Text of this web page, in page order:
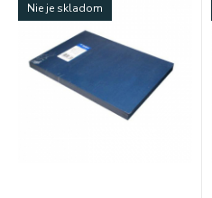
Nie je skladom